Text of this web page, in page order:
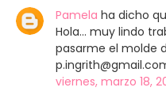
Pamela ha dicho
Hola... muy lindo
pasarme el molde
viernes, marzo 18,